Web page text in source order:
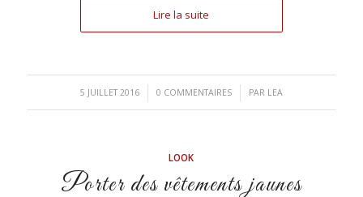
Lire la suite
5 JUILLET 2016
/ 0 COMMENTAIRES
/ PAR LEA
LOOK
Porter des vêtements jaunes